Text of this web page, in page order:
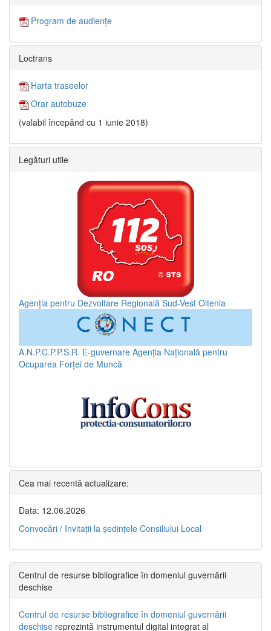
Program de audiențe
Loctrans
Harta traseelor
Orar autobuze
(valabil începând cu 1 iunie 2018)
Legături utile
Agenția pentru Dezvoltare Regională Sud-Vest Oltenia
A.N.P.C.P.P.S.R. E-guvernare Agenția Națională pentru
Ocuparea Forței de Muncă
Cea mai recentă actualizare:
Data: 12.06.2026
Convocări / Invitaţii la şedinţele Consiliului Local
Centrul de resurse bibliografice în domeniul guvernării
deschise
Centrul de resurse bibliografice în domeniul guvernării
deschise reprezintă instrumentul digital integrat al